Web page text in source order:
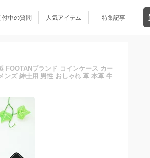
付中の質問 人気アイテム 特集記事
FOOTANブランド コインケース カー
ンズ 紳士用 男性 おしゃれ 革 本革 牛